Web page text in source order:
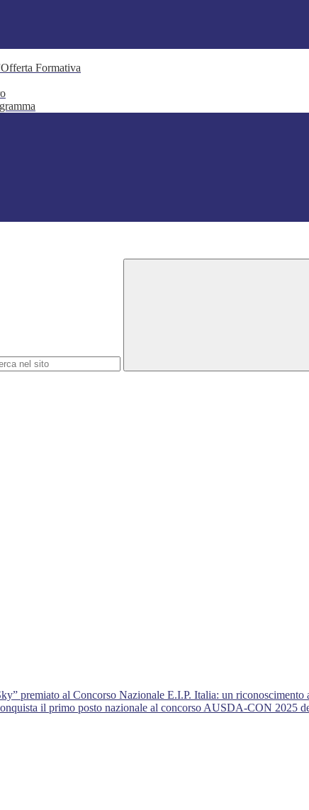
Formativa
premiato al Concorso Nazionale E.I.P. Italia: un
il primo posto nazionale al concorso AUSDA-CON 2025